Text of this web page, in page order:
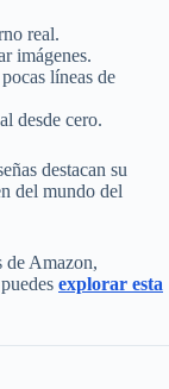
real.
imágenes.
líneas de
desde cero.
destacan su
del mundo del
de Amazon,
explorar esta